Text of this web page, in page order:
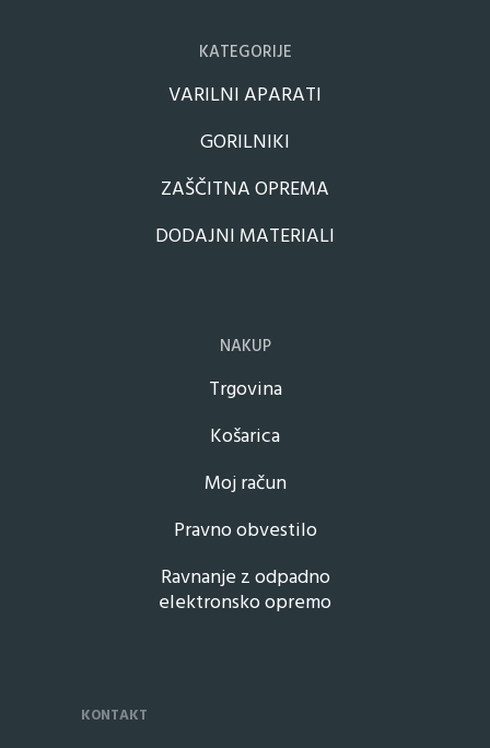
KATEGORIJE
VARILNI APARATI
GORILNIKI
ZAŠČITNA OPREMA
DODAJNI MATERIALI
NAKUP
Trgovina
Košarica
Moj račun
Pravno obvestilo
Ravnanje z odpadno
elektronsko opremo
KONTAKT